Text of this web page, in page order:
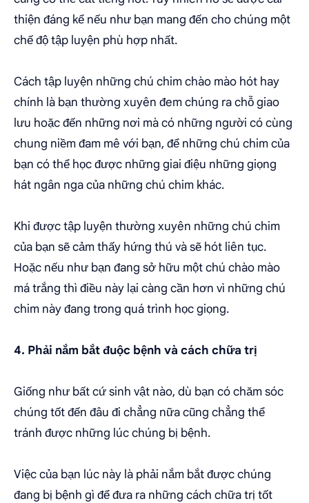
thiện đáng kể nếu như bạn mang đến cho chúng một
chế độ tập luyện phù hợp nhất.
Cách tập luyện những chú chim chào mào hót hay
chính là bạn thường xuyên đem chúng ra chỗ giao
lưu hoặc đến những nơi mà có những người có cùng
chung niềm đam mê với bạn, để những chú chim của
bạn có thể học được những giai điệu những giọng
hát ngân nga của những chú chim khác.
Khi được tập luyện thường xuyên những chú chim
của bạn sẽ cảm thấy hứng thú và sẽ hót liên tục.
Hoặc nếu như bạn đang sở hữu một chú chào mào
má trắng thì điều này lại càng cần hơn vì những chú
chim này đang trong quá trình học giọng.
4. Phải nắm bắt đuộc bệnh và cách chữa trị
Giống như bất cứ sinh vật nào, dù bạn có chăm sóc
chúng tốt đến đâu đi chẳng nữa cũng chẳng thể
tránh được những lúc chúng bị bệnh.
Việc của bạn lúc này là phải nắm bắt được chúng
đang bị bệnh gì để đưa ra những cách chữa trị tốt